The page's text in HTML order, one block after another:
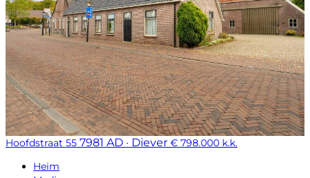
Hoofdstraat 55 7981 AD · Diever € 798.000 k.k.
Heim